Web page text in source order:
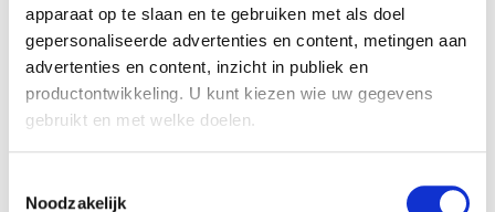
apparaat op te slaan en te gebruiken met als doel
gepersonaliseerde advertenties en content, metingen aan
advertenties en content, inzicht in publiek en
productontwikkeling. U kunt kiezen wie uw gegevens
gebruikt en met welke doelen.
Informatie verzamelen over uw geografische
Noodzakelijk
Calle Sardana I
Gaston Bertrand